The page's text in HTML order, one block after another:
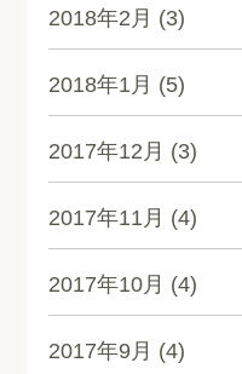
2018年2月 (3)
2018年1月 (5)
2017年12月 (3)
2017年11月 (4)
2017年10月 (4)
2017年9月 (4)